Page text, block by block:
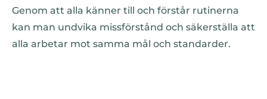
Genom att alla känner till och förstår rutinerna
kan man undvika missförstånd och säkerställa att
alla arbetar mot samma mål och standarder.